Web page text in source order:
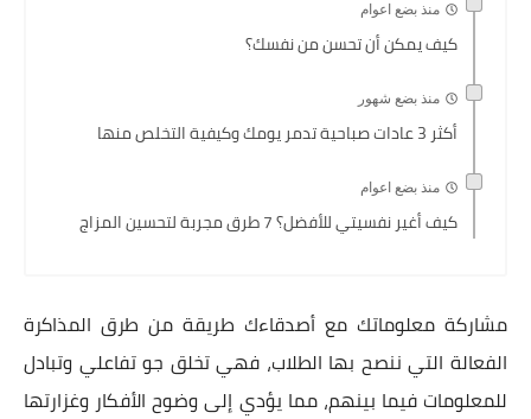
منذ بضع اعوام
كيف يمكن أن تحسن من نفسك؟
منذ بضع شهور
أكثر 3 عادات صباحية تدمر يومك وكيفية التخلص منها
منذ بضع اعوام
كيف أغير نفسيتي للأفضل؟ 7 طرق مجربة لتحسين المزاج
مشاركة معلوماتك مع أصدقاءك طريقة من طرق المذاكرة
الفعالة التي ننصح بها الطلاب، فهي تخلق جو تفاعلي وتبادل
للمعلومات فيما بينهم، مما يؤدي إلى وضوح الأفكار وغزارتها